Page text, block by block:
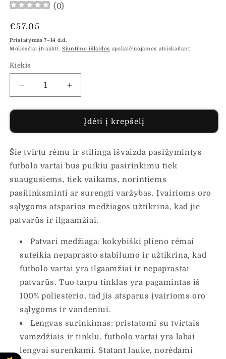
(0)
Įprasta
kaina
€57,05
Pristatymas 7–14 d.d.
Mokesčiai įtraukti. Siuntimo išlaidos apskaičiuojamos atsiskaitant.
Kiekis
Sumažinti
Futbolo
vartų
tinklu
240x90x150cm,
plienas
Padidinti
Futbolo
vartų
tinklu
240x90x150cm,
plienas
kiekį
Įdėti į krepšelį
Šie tvirtu rėmu ir stilinga išvaizda pasižymintys
futbolo vartai bus puikiu pasirinkimu tiek
suaugusiems, tiek vaikams, norintiems
pasilinksminti ar surengti varžybas. Įvairioms oro
sąlygoms atsparios medžiagos užtikrina, kad jie
patvarūs ir ilgaamžiai.
Patvari medžiaga: kokybiški plieno rėmai
suteikia nepaprasto stabilumo ir užtikrina, kad
futbolo vartai yra ilgaamžiai ir nepaprastai
patvarūs. Tuo tarpu tinklas yra pagamintas iš
100% poliesterio, tad jis atsparus įvairioms oro
sąlygoms ir vandeniui.
Lengvas surinkimas: pristatomi su tvirtais
vamzdžiais ir tinklu, futbolo vartai yra labai
lengvai surenkami. Statant lauke, norėdami